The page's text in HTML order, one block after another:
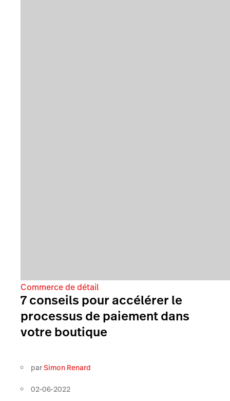
Commerce de détail
7 conseils pour accélérer le
processus de paiement dans
votre boutique
parSimon Renard
02-06-2022